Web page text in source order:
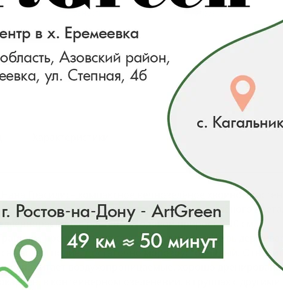
Готовность
Нана Грасилис– компактное вечнозелёное хвойное
неправильной формы. Хвоя светло-зелёного
растение. Годовой прирост 8-10 см.
предпочитает солнечные участки. Не
частый полив. Достаточно морозоустойчивый.
воздухопроницаемые, хорошо
в контейнерном озеленении, в группах с